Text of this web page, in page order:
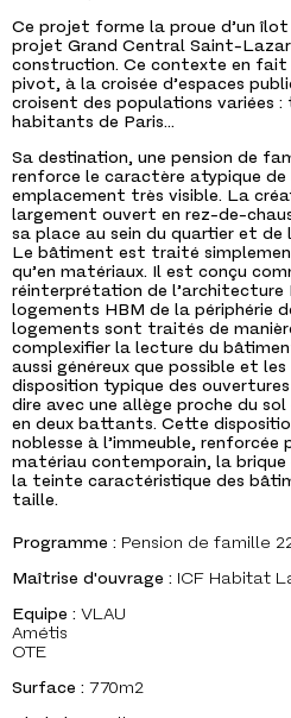
Ce projet forme la proue d’un
projet Grand Central Saint-
construction. Ce contexte en
pivot, à la croisée d’espaces
croisent des populations variées :
habitants de Paris…
Sa destination, une pension de
renforce le caractère atypique de
emplacement très visible. La
largement ouvert en rez-de-
sa place au sein du quartier et de
Le bâtiment est traité
qu’en matériaux. Il est conçu
réinterprétation de l’architecture
logements HBM de la périphérie
logements sont traités de
complexifier la lecture du
aussi généreux que possible et
disposition typique des
dire avec une allège proche du
en deux battants. Cette
noblesse à l’immeuble, renforcée
matériau contemporain, la brique
la teinte caractéristique des
taille.
Programme : Pension de famille
Maîtrise d'ouvrage : ICF Habitat
Equipe : VLAU
Amétis
OTE
Surface : 770m2